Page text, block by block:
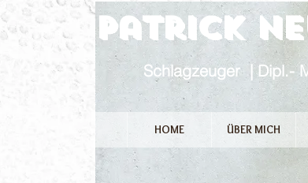
Patrick
Schlagzeuger | Dipl.-
HOME ÜBER MICH